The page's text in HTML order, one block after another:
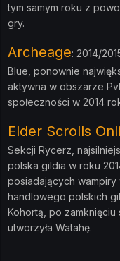
tym samym roku z
gry.
Archeage: 2014/
Blue, ponownie
aktywna w obszarze
społeczności w 2014
Elder Scrolls
Sekcji Rycerz,
polska gildia w roku
posiadających wampiry
handlowego polskich
Kohortą, po
utworzyła Watahę.